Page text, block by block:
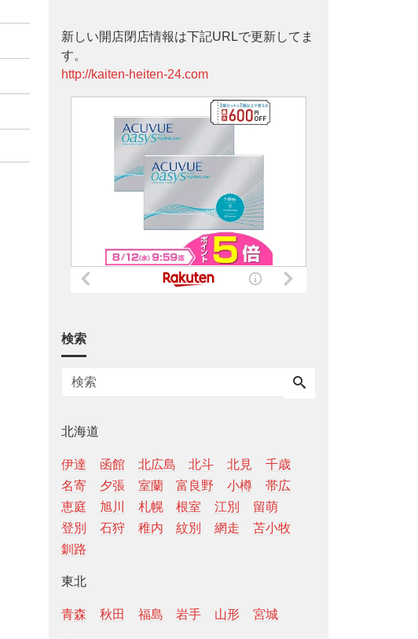
新しい開店閉店情報は下記URLで更新してま
す。
http://kaiten-heiten-24.com
検索
北海道
伊達 函館 北広島 北斗 北見
千歳
名寄
夕張 室蘭 富良野 小樽
帯広
恵庭
旭川 札幌 根室 江別
留萌
登別
石狩 稚内 紋別 網走
苫小牧
釧路
東北
青森 秋田 福島 岩手 山形 宮城